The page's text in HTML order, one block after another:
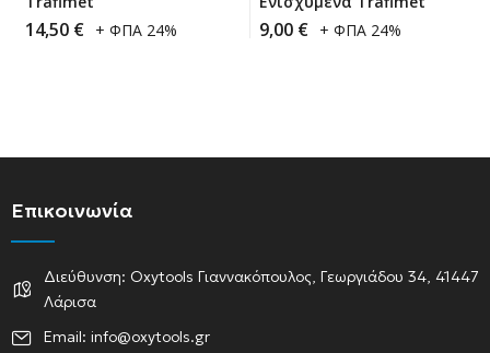
14,50 € + ΦΠΑ 24% 9,00 € + ΦΠΑ 24%
Επικοινωνία
Διεύθυνση: Oxytools Γιαννακόπουλος, Γεωργιάδου 34, 41447
Λάρισα
Email: info@oxytools.gr